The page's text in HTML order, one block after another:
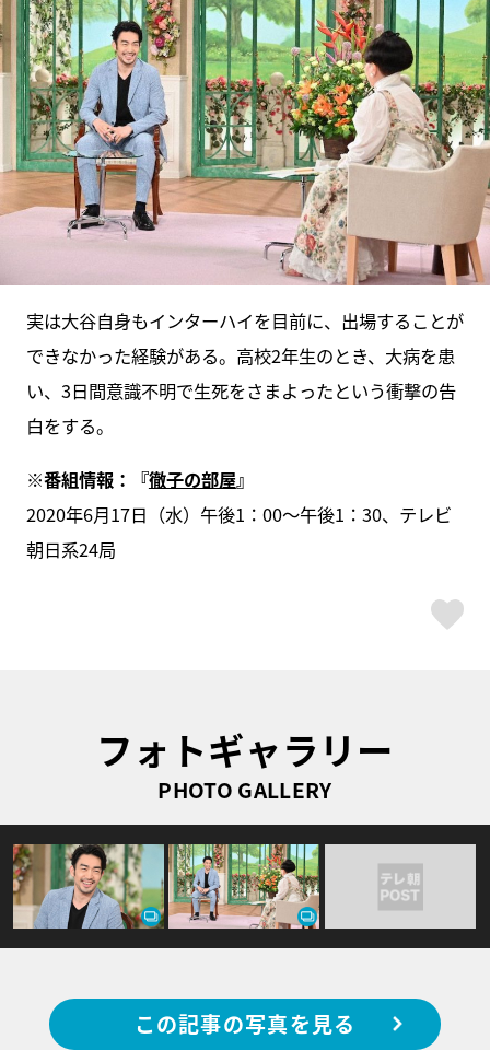
実は大谷自身もインターハイを目前に、出場することが
できなかった経験がある。高校2年生のとき、大病を患
い、3日間意識不明で生死をさまよったという衝撃の告
白をする。
※番組情報：『徹子の部屋』
2020年6月17日（水）午後1：00～午後1：30、テレビ
朝日系24局
フォトギャラリー
PHOTO GALLERY
この記事の写真を見る